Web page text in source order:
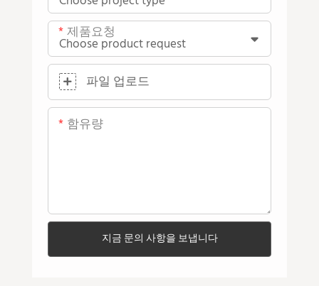
제품요청
파일 업로드
함유량
지금 문의 사항을 보냅니다